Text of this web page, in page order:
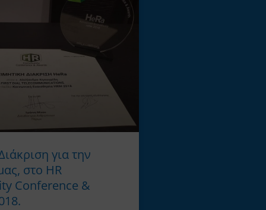
για την
στο HR
Conference &